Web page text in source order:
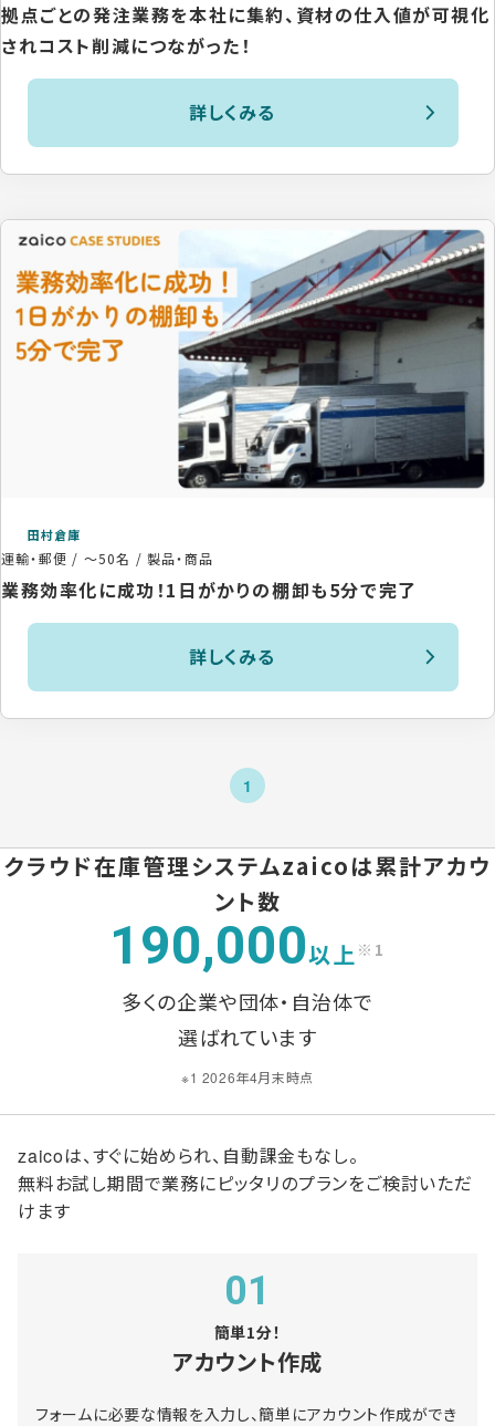
拠点ごとの発注業務を本社に集約、資材の仕入値が可視化
されコスト削減につながった！
詳しくみる
田村倉庫
運輸・郵便 / ～50名 /製品・商品
業務効率化に成功！1日がかりの棚卸も5分で完了
詳しくみる
1
クラウド在庫管理システムzaicoは累計アカウ
ント数
190,000以上 ※1
多くの企業や団体・自治体で
選ばれています
※1 2026年4月末時点
zaicoは、すぐに始められ、自動課金もなし。
無料お試し期間で業務にピッタリのプランをご検討いただ
けます
01
簡単1分！
アカウント作成
フォームに必要な情報を入力し、簡単にアカウント作成ができ